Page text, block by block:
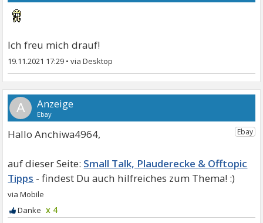
Ich freu mich drauf!
19.11.2021 17:29 •
A
Hallo Anchiwa4964,
Small Talk, Plauderecke & Offtopic
Tipps
x 4